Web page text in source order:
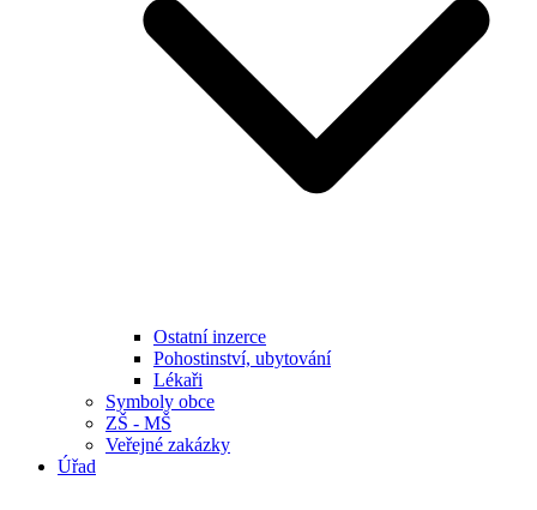
Ostatní inzerce
Pohostinství, ubytování
Lékaři
Symboly obce
ZŠ - MŠ
Veřejné zakázky
Úřad